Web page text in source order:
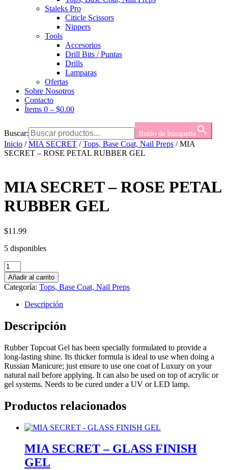
Staleks Pro
Citicle Scissors
Nippers
Tools
Accesorios
Drill Bits / Puntas
Drills
Lamparas
Ofertas
Sobre Nosotros
Contacto
Ítems 0 – $0.00
Buscar: Botón de búsqueda
Inicio /MIA SECRET /Tops, Base Coat, Nail Preps / MIA
SECRET – ROSE PETAL RUBBER GEL
MIA SECRET – ROSE PETAL
RUBBER GEL
$11.99
5 disponibles
MIA
SECRET
-
ROSE
PETAL
RUBBER
GEL
cantidad
Añadir al carrito
Categoría: Tops, Base Coat, Nail Preps
Descripción
Descripción
Rubber Topcoat Gel has been specially formulated to provide a
long-lasting shine. Its thicker formula is ideal to use when doing a
Russian Manicure; just ensure to use one coat of Luxury on your
natural nail before applying. It can also be used on top of acrylic or
gel systems. Needs to be cured under a UV or LED lamp.
Productos relacionados
MIA SECRET – GLASS FINISH
GEL